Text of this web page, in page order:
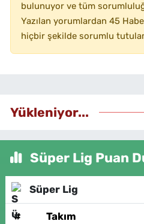
bulunuyor ve tüm
Yazılan yorumlardan 45
hiçbir şekilde sorumlu
Yükleniyor...
Süper Lig Puan
Süper Lig
# Takım